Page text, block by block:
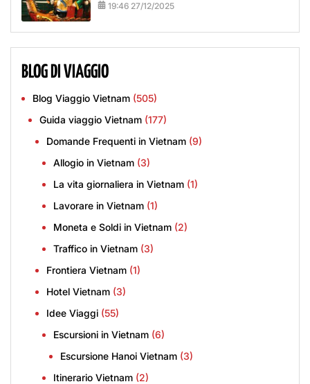
19:46 27/12/2025
BLOG DI VIAGGIO
Blog Viaggio Vietnam (505)
Guida viaggio Vietnam (177)
Domande Frequenti in Vietnam (9)
Allogio in Vietnam (3)
La vita giornaliera in Vietnam (1)
Lavorare in Vietnam (1)
Moneta e Soldi in Vietnam (2)
Traffico in Vietnam (3)
Frontiera Vietnam (1)
Hotel Vietnam (3)
Idee Viaggi (55)
Escursioni in Vietnam (6)
Escursione Hanoi Vietnam (3)
Itinerario Vietnam (2)